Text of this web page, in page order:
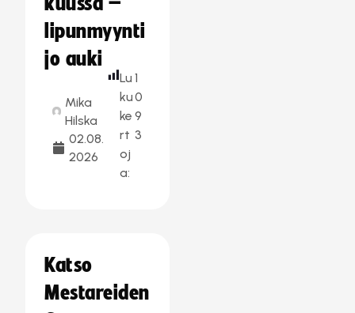
lipunmyynti
jo auki
Mika
Hilska
02.08.
2026
Lu
ku
ke
rt
oj
a:
1
0
9
3
Katso
Mestareiden